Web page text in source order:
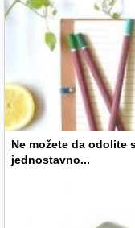
Ne možete da odolite
jednostavno...